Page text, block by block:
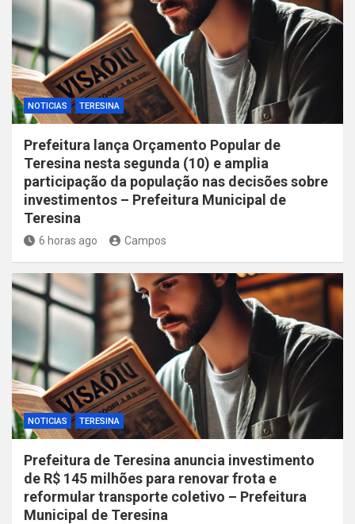
NOTICIAS TERESINA
Prefeitura lança Orçamento Popular de
Teresina nesta segunda (10) e amplia
participação da população nas decisões sobre
investimentos – Prefeitura Municipal de
Teresina
6 horas ago Campos
NOTICIAS TERESINA
Prefeitura de Teresina anuncia investimento
de R$ 145 milhões para renovar frota e
reformular transporte coletivo – Prefeitura
Municipal de Teresina